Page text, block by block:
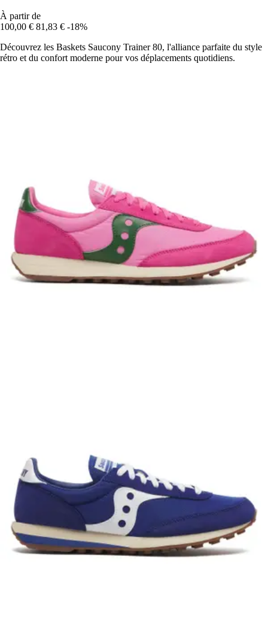
À partir de
100,00 € 81,83 € -18%
Découvrez les Baskets Saucony Trainer 80, l'alliance parfaite du style
rétro et du confort moderne pour vos déplacements quotidiens.